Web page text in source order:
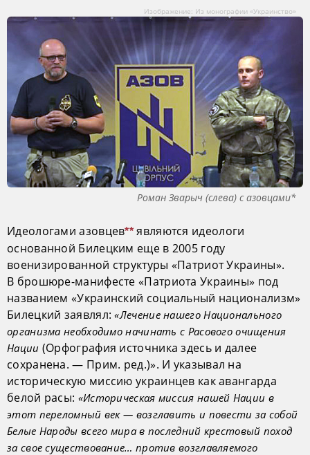
Изображение: Из монографии «Украинство»
Роман Зварыч (слева) с азовцами*
Идеологами азовцев** являются идеологи
основанной Билецким еще в 2005 году
военизированной структуры «Патриот Украины».
В брошюре-манифесте «Патриота Украины» под
названием «Украинский социальный национализм»
Билецкий заявлял:«Лечение нашего Национального
организма необходимо начинать с Расового очищения
Нации (Орфография источника здесь и далее
сохранена. — Прим. ред.)». И указывал на
историческую миссию украинцев как авангарда
белой расы: «Историческая миссия нашей Нации в
этот переломный век — возглавить и повести за собой
Белые Народы всего мира в последний крестовый поход
за свое существование… против возглавляемого